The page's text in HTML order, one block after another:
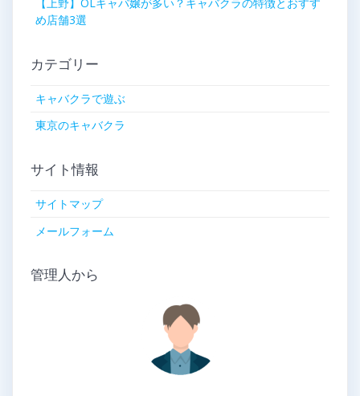
め店舗3選
カテゴリー
キャバクラで遊ぶ
東京のキャバクラ
サイト情報
サイトマップ
メールフォーム
管理人から